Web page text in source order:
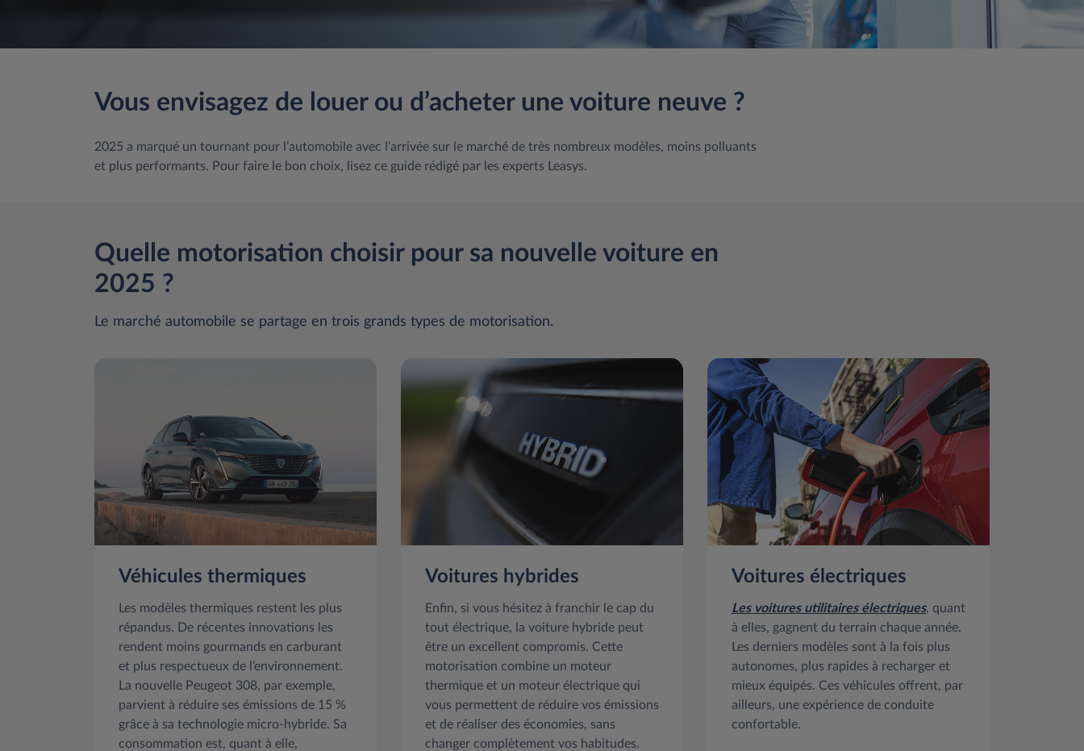
Vous envisagez de louer ou d’acheter une voiture neuve ?
2025 a marqué un tournant pour l’automobile avec l’arrivée sur le marché de très nombreux modèles, moins polluants
et plus performants. Pour faire le bon choix, lisez ce guide rédigé par les experts Leasys.
Quelle motorisation choisir pour sa nouvelle voiture en
2025 ?
Le marché automobile se partage en trois grands types de motorisation.
Véhicules thermiques
Les modèles thermiques restent les plus
répandus. De récentes innovations les
rendent moins gourmands en carburant
et plus respectueux de l’environnement.
La nouvelle Peugeot 308, par exemple,
parvient à réduire ses émissions de 15 %
grâce à sa technologie micro-hybride. Sa
consommation est, quant à elle,
Voitures hybrides
Enfin, si vous hésitez à franchir le cap du
tout électrique, la voiture hybride peut
être un excellent compromis. Cette
motorisation combine un moteur
thermique et un moteur électrique qui
vous permettent de réduire vos émissions
et de réaliser des économies, sans
changer complètement vos habitudes.
Voitures électriques
Les voitures utilitaires électriques, quant
à elles, gagnent du terrain chaque année.
Les derniers modèles sont à la fois plus
autonomes, plus rapides à recharger et
mieux équipés. Ces véhicules offrent, par
ailleurs, une expérience de conduite
confortable.